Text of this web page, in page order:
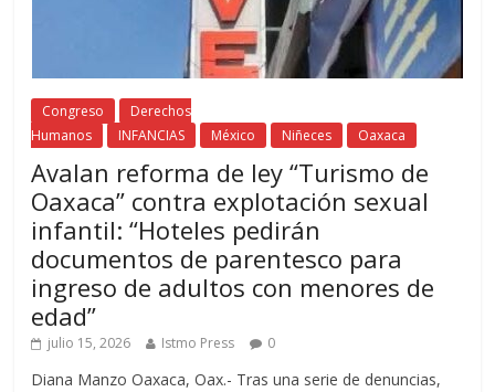
Congreso
Derechos
Humanos
INFANCIAS México Niñeces Oaxaca
Avalan reforma de ley “Turismo de
Oaxaca” contra explotación sexual
infantil: “Hoteles pedirán
documentos de parentesco para
ingreso de adultos con menores de
edad”
julio 15, 2026 Istmo Press 0
Diana Manzo Oaxaca, Oax.- Tras una serie de denuncias,